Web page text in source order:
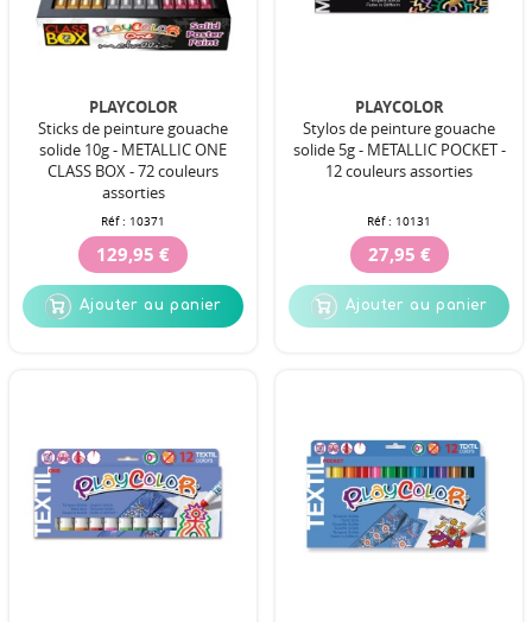
PLAYCOLOR
Sticks de peinture gouache
solide 10g - METALLIC ONE
CLASS BOX - 72 couleurs
assorties
Réf : 10371
129,95 €
Ajouter au panier
PLAYCOLOR
Stylos de peinture gouache
solide 5g - METALLIC POCKET -
12 couleurs assorties
Réf : 10131
27,95 €
Ajouter au panier